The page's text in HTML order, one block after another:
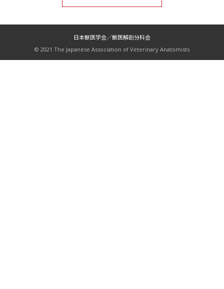
日本獣医学会／獣医解剖分科会
© 2021 The Japanese Association of Veterinary Anatomists